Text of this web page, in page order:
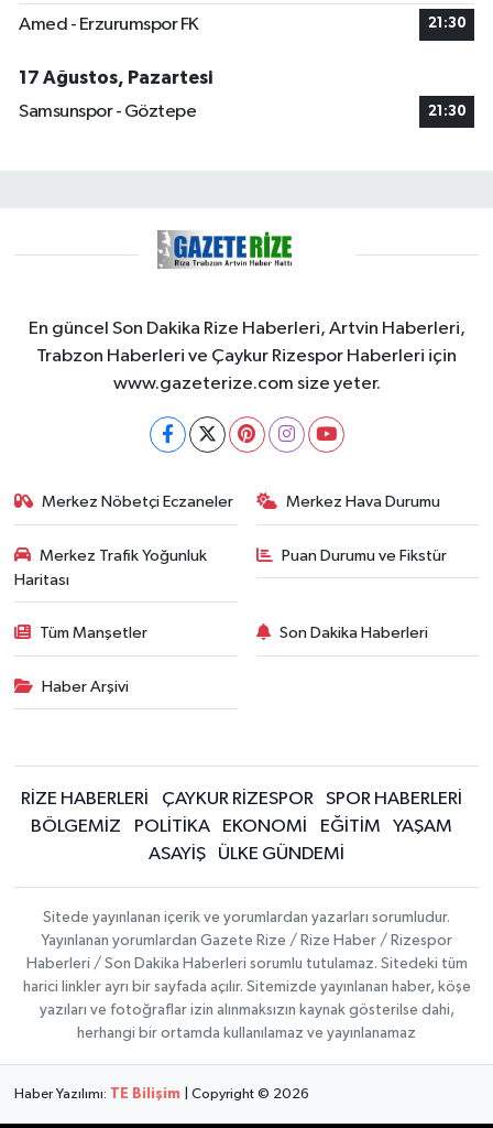
Amed - Erzurumspor FK 21:30
17 Ağustos, Pazartesi
Samsunspor - Göztepe
21:30
En güncel Son Dakika Rize Haberleri, Artvin Haberleri,
Trabzon Haberleri ve Çaykur Rizespor Haberleri için
www.gazeterize.com size yeter.
Merkez Nöbetçi Eczaneler Merkez Hava Durumu
Merkez Trafik Yoğunluk
Haritası
Puan Durumu ve Fikstür
Tüm Manşetler Son Dakika Haberleri
Haber Arşivi
RİZE HABERLERİ ÇAYKUR RİZESPOR
SPOR HABERLERİ
BÖLGEMİZ
POLİTİKA EKONOMİ EĞİTİM
YAŞAM
ASAYİŞ
ÜLKE GÜNDEMİ
Sitede yayınlanan içerik ve yorumlardan yazarları sorumludur.
Yayınlanan yorumlardan Gazete Rize / Rize Haber / Rizespor
Haberleri / Son Dakika Haberleri sorumlu tutulamaz. Sitedeki tüm
harici linkler ayrı bir sayfada açılır. Sitemizde yayınlanan haber, köşe
yazıları ve fotoğraflar izin alınmaksızın kaynak gösterilse dahi,
herhangi bir ortamda kullanılamaz ve yayınlanamaz
Haber Yazılımı: TE Bilişim | Copyright © 2026